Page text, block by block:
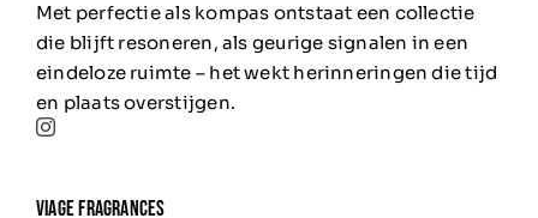
Met perfectie als kompas ontstaat een collectie
die blijft resoneren, als geurige signalen in een
eindeloze ruimte – het wekt herinneringen die tijd
en plaats overstijgen.
Viage FRAGRANCES